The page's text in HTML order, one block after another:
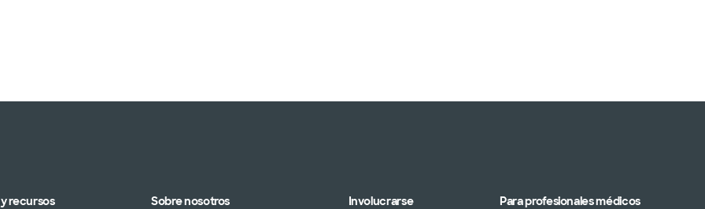
recursos Sobre nosotros Involucrarse Para profesionales médicos